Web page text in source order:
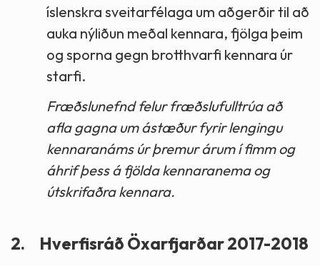
íslenskra sveitarfélaga um aðgerðir til að
auka nýliðun meðal kennara, fjölga þeim
og sporna gegn brotthvarfi kennara úr
starfi.
Fræðslunefnd felur fræðslufulltrúa að
afla gagna um ástæður fyrir lengingu
kennaranáms úr þremur árum í fimm og
áhrif þess á fjölda kennaranema og
útskrifaðra kennara.
2. Hverfisráð Öxarfjarðar 2017-2018